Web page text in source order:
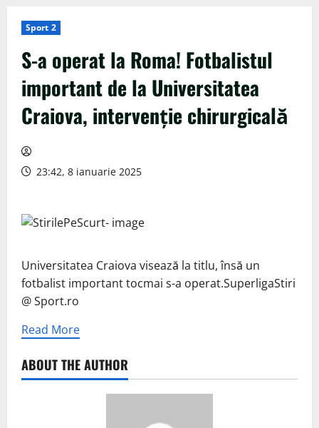
Sport 2
S-a operat la Roma! Fotbalistul
important de la Universitatea
Craiova, intervenție chirurgicală
23:42, 8 ianuarie 2025
Universitatea Craiova visează la titlu, însă un
fotbalist important tocmai s-a operat.SuperligaStiri
@ Sport.ro
Read More
ABOUT THE AUTHOR